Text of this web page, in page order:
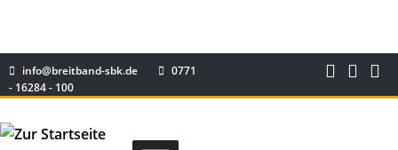
info@breitband-sbk.de
0771
- 16284 - 100